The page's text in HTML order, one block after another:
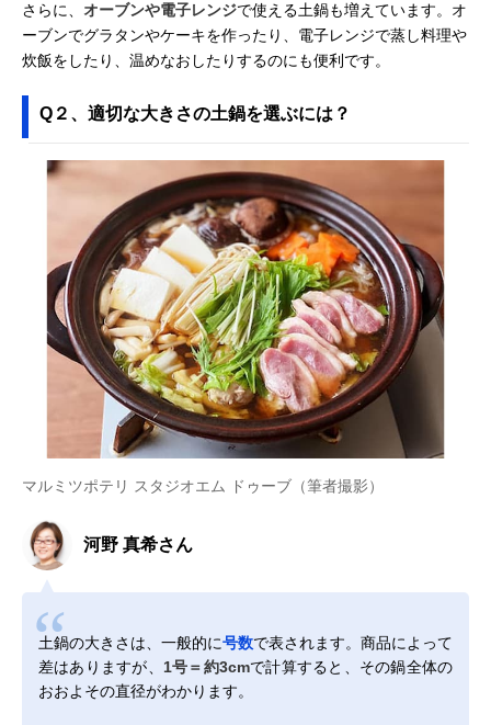
さらに、 オーブンや電子レンジで使える土鍋も増えています。オ
ーブンでグラタンやケーキを作ったり、電子レンジで蒸し料理や
炊飯をしたり、温めなおしたりするのにも便利です。
Q２、適切な大きさの土鍋を選ぶには？
マルミツポテリ スタジオエム ドゥーブ（筆者撮影）
河野 真希さん
土鍋の大きさは、一般的に号数で表されます。商品によって
差はありますが、 1号＝約3cmで計算すると、その鍋全体の
おおよその直径がわかります。